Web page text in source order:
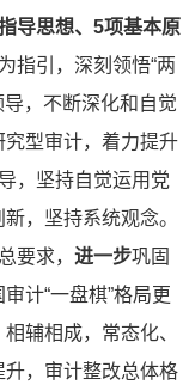
导思想、5项基本原
指引，深刻领悟“两
，不断深化和自觉
型审计，着力提升
，坚持自觉运用党
，坚持系统观念。
要求， 进一步巩固
计“一盘棋”格局更
辅相成，常态化、
，审计整改总体格